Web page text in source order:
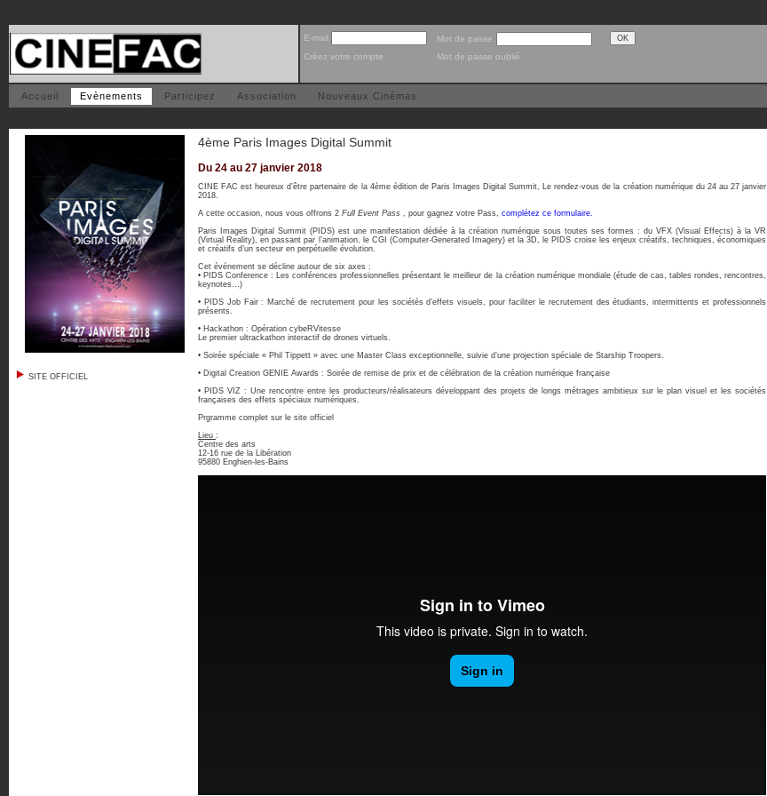
E-mail
Mot de passe
Créez votre compte
Mot de passe oublié
Accueil Evènements Participez Association Nouveaux Cinémas
SITE OFFICIEL
4ème Paris Images Digital Summit
Du 24 au 27 janvier 2018
CINE FAC est heureux d’être partenaire de la 4ème édition de Paris Images Digital Summit, Le rendez-vous de la création numérique du 24 au 27 janvier
2018.
A cette occasion, nous vous offrons 2 Full Event Pass , pour gagnez votre Pass, complétez ce formulaire.
Paris Images Digital Summit (PIDS) est une manifestation dédiée à la création numérique sous toutes ses formes : du VFX (Visual Effects) à la VR
(Virtual Reality), en passant par l’animation, le CGI (Computer-Generated Imagery) et la 3D, le PIDS croise les enjeux créatifs, techniques, économiques
et créatifs d’un secteur en perpétuelle évolution.
Cet événement se décline autour de six axes :
• PIDS Conference : Les conférences professionnelles présentant le meilleur de la création numérique mondiale (étude de cas, tables rondes, rencontres,
keynotes…)
• PIDS Job Fair : Marché de recrutement pour les sociétés d’effets visuels, pour faciliter le recrutement des étudiants, intermittents et professionnels
présents.
• Hackathon : Opération cybeRVitesse
Le premier ultrackathon interactif de drones virtuels.
• Soirée spéciale « Phil Tippett » avec une Master Class exceptionnelle, suivie d’une projection spéciale de Starship Troopers.
• Digital Creation GENIE Awards : Soirée de remise de prix et de célébration de la création numérique française
• PIDS VIZ : Une rencontre entre les producteurs/réalisateurs développant des projets de longs métrages ambitieux sur le plan visuel et les sociétés
françaises des effets spéciaux numériques.
Prgramme complet sur le site officiel
Lieu :
Centre des arts
12-16 rue de la Libération
95880 Enghien-les-Bains